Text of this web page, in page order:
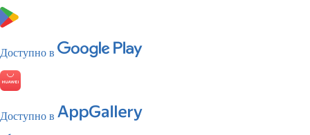
Доступно в
Доступно в